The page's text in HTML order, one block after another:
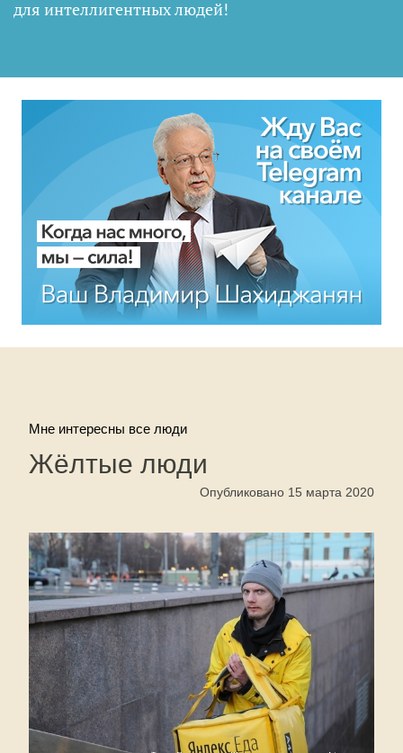
для интеллигентных людей!
Мне интересны все люди
Жёлтые люди
Опубликовано 15 марта 2020